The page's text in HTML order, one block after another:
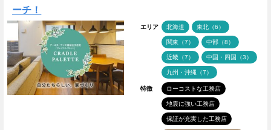
ーチ！
エリア 北海道 東北（6）
関東（7） 中部（8）
近畿（7） 中国・四国（3）
九州・沖縄（7）
特徴 ローコストな工務店
地震に強い工務店
保証が充実した工務店